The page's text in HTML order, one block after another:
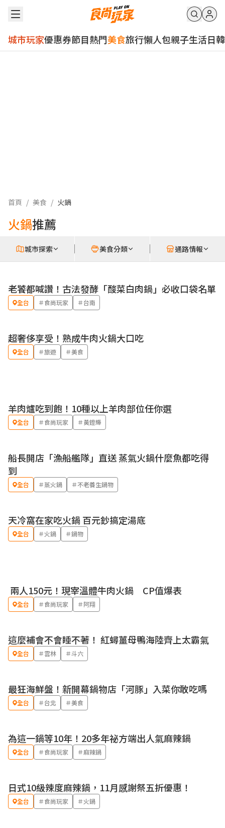
城市玩家優惠券節目熱門美食旅行懶人包親子生活日韓
首頁 / 美食 / 火鍋
火鍋推薦
城市探索 美食分類 通路情報
老饕都喊讚！古法發酵「酸菜白肉鍋」必收口袋名單
全台 ＃食尚玩家 ＃台南
超奢侈享受！熟成牛肉火鍋大口吃
全台 ＃旅遊 ＃美食
羊肉爐吃到飽！10種以上羊肉部位任你選
全台 ＃食尚玩家 ＃黃鐙輝
船長開店「漁船艦隊」直送 蒸氣火鍋什麼魚都吃得
到
全台 ＃蒸火鍋 ＃不老養生鍋物
天冷窩在家吃火鍋 百元鈔搞定湯底
全台 ＃火鍋 ＃鍋物
兩人150元！現宰溫體牛肉火鍋 CP值爆表
全台 ＃食尚玩家 ＃阿翔
這麼補會不會睡不著！ 紅蟳薑母鴨海陸齊上太霸氣
全台 ＃雲林 ＃斗六
最狂海鮮盤！新開幕鍋物店「河豚」入菜你敢吃嗎
全台 ＃台北 ＃美食
為這一鍋等10年！20多年祕方端出人氣麻辣鍋
全台 ＃食尚玩家 ＃麻辣鍋
日式10級辣度麻辣鍋，11月感謝祭五折優惠！
全台 ＃食尚玩家 ＃火鍋